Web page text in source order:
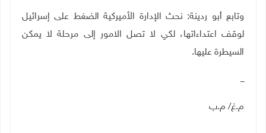
وتابع أبو ردينة: نحث الإدارة الأميركية الضغط على إسرائيل
لوقف اعتداءاتها، لكي لا تصل الامور إلى مرحلة لا يمكن
السيطرة عليها.
ـــ
م.غ/ م.ب